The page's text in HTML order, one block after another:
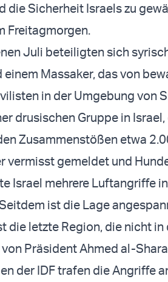
die Sicherheit Israels zu
Freitagmorgen.
Juli beteiligten sich
einem Massaker, das von
in der Umgebung von
drusischen Gruppe in
Zusammenstößen etwa
vermisst gemeldet und
Israel mehrere Luftangriffe
ist die Lage
die letzte Region, die nicht
Präsident Ahmed al-
der IDF trafen die Angriffe